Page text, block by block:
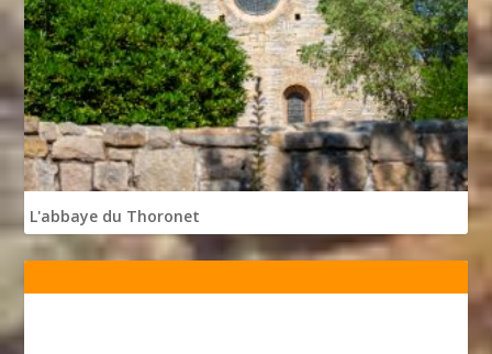
L'abbaye du Thoronet